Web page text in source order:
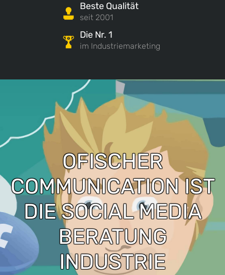
Beste Qualität
seit 2001
Die Nr. 1
im Industriemarketing
OFISCHER
COMMUNICATION IST
DIE SOCIAL MEDIA
BERATUNG
INDUSTRIE